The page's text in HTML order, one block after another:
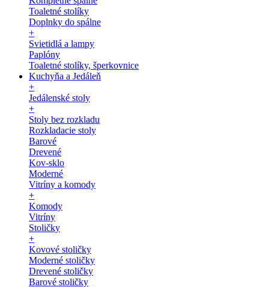
Toaletné stolíky
Doplnky do spálne
+
Svietidlá a lampy
Paplóny
Toaletné stolíky, šperkovnice
Kuchyňa a Jedáleň
+
Jedálenské stoly
+
Stoly bez rozkladu
Rozkladacie stoly
Barové
Drevené
Kov-sklo
Moderné
Vitríny a komody
+
Komody
Vitríny
Stoličky
+
Kovové stoličky
Moderné stoličky
Drevené stoličky
Barové stoličky